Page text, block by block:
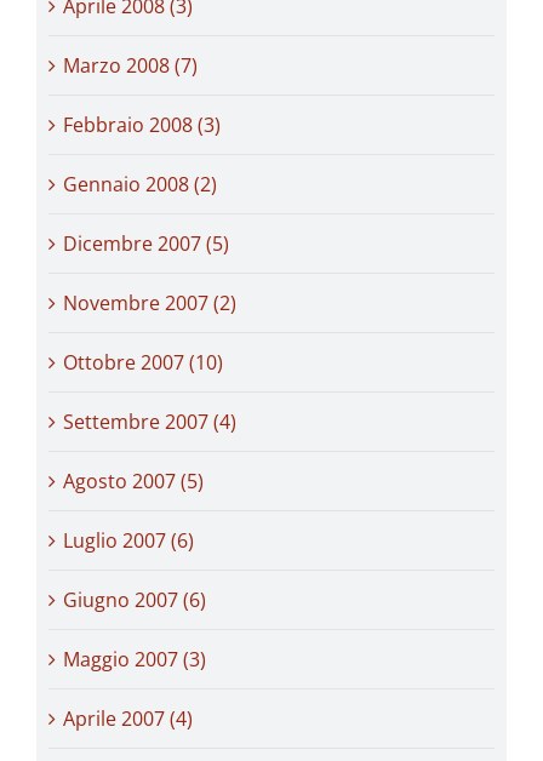
Aprile 2008 (3)
Marzo 2008 (7)
Febbraio 2008 (3)
Gennaio 2008 (2)
Dicembre 2007 (5)
Novembre 2007 (2)
Ottobre 2007 (10)
Settembre 2007 (4)
Agosto 2007 (5)
Luglio 2007 (6)
Giugno 2007 (6)
Maggio 2007 (3)
Aprile 2007 (4)